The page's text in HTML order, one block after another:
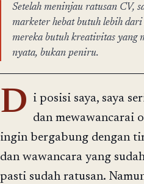
Setelah meninjau ratusan CV,
marketer hebat butuh lebih
mereka butuh kreativitas yang
nyata, bukan peniru.
D i posisi saya, saya
dan mewawancarai
ingin bergabung dengan
dan wawancara yang
pasti sudah ratusan.